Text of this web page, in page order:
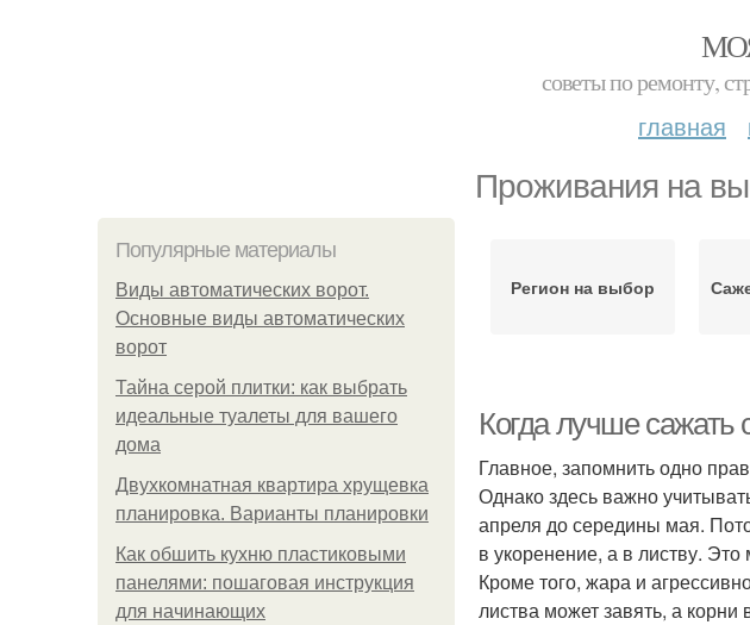
советы по ремонту,
главная
Проживания на
Популярные материалы
Виды автоматических ворот.
Основные виды автоматических
ворот
Тайна серой плитки: как выбрать
идеальные туалеты для вашего
дома
Двухкомнатная квартира хрущевка
планировка. Варианты планировки
Как обшить кухню пластиковыми
панелями: пошаговая инструкция
для начинающих
Регион на выбор
Когда лучше
Главное, запомнить одно
Однако здесь важно
апреля до середины мая.
в укоренение, а в листву.
Кроме того, жара и
листва может завять, а